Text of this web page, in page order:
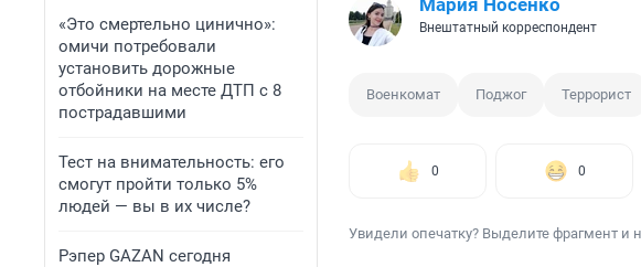
«Это смертельно цинично»:
омичи потребовали
установить дорожные
отбойники на месте ДТП с 8
пострадавшими
Тест на внимательность: его
смогут пройти только 5%
людей — вы в их числе?
Рэпер GAZAN сегодня
Мария Носенко
Внештатный корреспондент
Военкомат Поджог Террорист
0 0
Увидели опечатку? Выделите фрагмент и